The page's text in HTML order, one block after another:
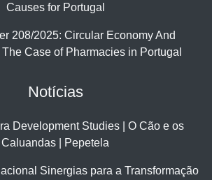
Causes for Portugal
208/2025: Circular Economy And
Case of Pharmacies in Portugal
Notícias
Development Studies | O Cão e os
Caluandas | Pepetela
Sinergias para a Transformação